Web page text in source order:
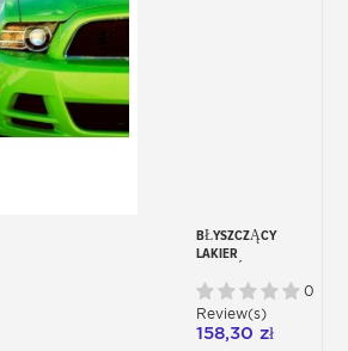
BŁYSZCZĄCY
LAKIER
KAROSERII
7080UHS – KOLOR
SAMOCHODU
0
Review(s)
158,30 zł